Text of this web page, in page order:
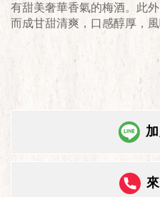
有甜美奢華香氣的梅酒。此
而成甘甜清爽，口感醇厚，風